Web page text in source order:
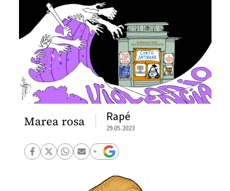
Marea rosa Rapé
29.05.2023